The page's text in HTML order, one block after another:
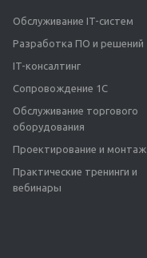
Обслуживание IT-систем
Разработка ПО и решений
IT-консалтинг
Сопровождение 1С
Обслуживание торгового
оборудования
Проектирование и монтаж
Практические тренинги и
вебинары